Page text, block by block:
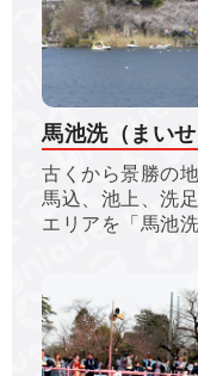
馬池洗（まいせ
古くから景勝の
馬込、池上、洗
エリアを「馬池